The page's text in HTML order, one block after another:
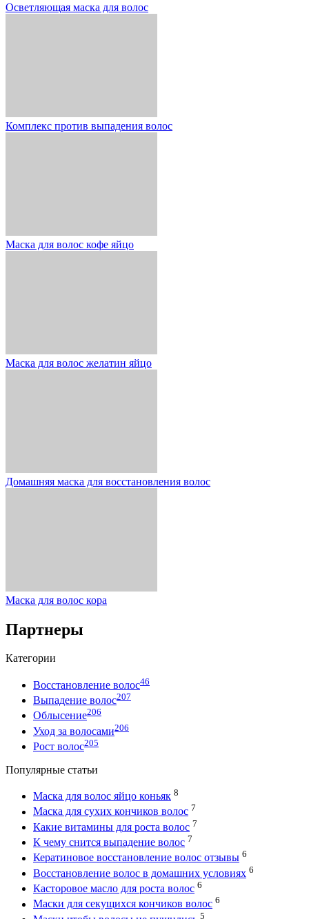
Осветляющая маска для волос
Комплекс против выпадения волос
Маска для волос кофе яйцо
Маска для волос желатин яйцо
Домашняя маска для восстановления волос
Маска для волос кора
Партнеры
Категории
Восстановление волос46
Выпадение волос207
Облысение206
Уход за волосами206
Рост волос205
Популярные статьи
Маска для волос яйцо коньяк 8
Маска для сухих кончиков волос 7
Какие витамины для роста волос 7
К чему снится выпадение волос 7
Кератиновое восстановление волос отзывы 6
Восстановление волос в домашних условиях 6
Касторовое масло для роста волос 6
Маски для секущихся кончиков волос 6
5